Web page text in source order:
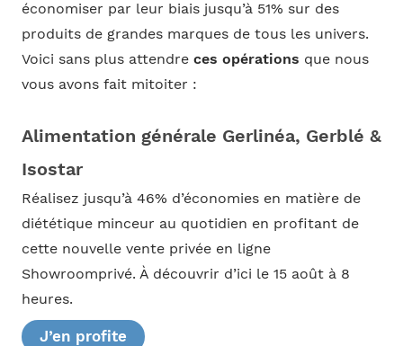
économiser par leur biais jusqu’à 51% sur des
produits de grandes marques de tous les univers.
Voici sans plus attendre ces opérations que nous
vous avons fait mitoiter :
Alimentation générale Gerlinéa, Gerblé &
Isostar
Réalisez jusqu’à 46% d’économies en matière de
diététique minceur au quotidien en profitant de
cette nouvelle vente privée en ligne
Showroomprivé. À découvrir d’ici le 15 août à 8
heures.
J’en profite